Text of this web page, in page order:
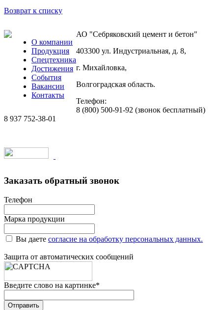
Возврат к списку
О компании
Продукция
Спецтехника
Достижения
События
Вакансии
Контакты
АО "Себряковский цемент и бетон"
403300 ул. Индустриальная, д. 8,
г. Михайловка,
Волгоградская область.
Телефон:
8 (800) 500-91-92 (звонок бесплатный)
8 937 752-38-01
Заказать обратный звонок
Телефон
Марка продукции
Вы даете согласие на обработку персональных данных.
Защита от автоматических сообщений
Введите слово на картинке*